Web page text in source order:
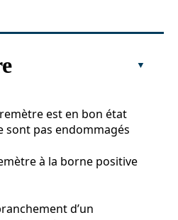
est en bon état
sont pas endommagés
à la borne positive
d’un